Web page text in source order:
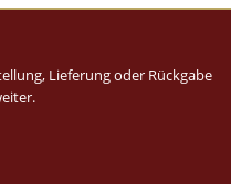
Lieferung oder Rückgabe